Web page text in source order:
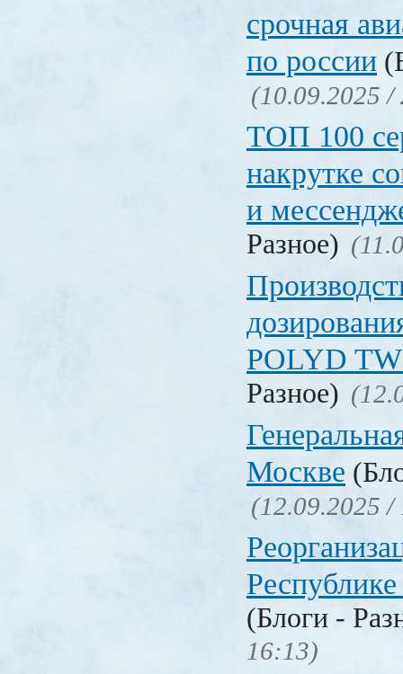
срочная
по россии
(10.09.2025 /
ТОП 100
накрутке
и
Разное)
POLYD
Разное)
Москве
(12.09.2025 /
(Блоги -
16:13)